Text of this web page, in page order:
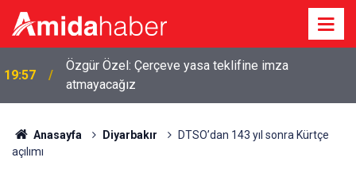
19:57
Özgür Özel: Çerçeve yasa teklifine imza
atmayacağız
Anasayfa Diyarbakır
DTSO’dan 143 yıl sonra Kürtçe
açılımı